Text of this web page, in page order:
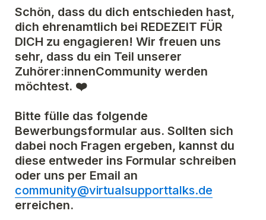
Schön, dass du dich entschieden hast,
dich ehrenamtlich bei REDEZEIT FÜR
DICH zu engagieren! Wir freuen uns
sehr, dass du ein Teil unserer
Zuhörer:innenCommunity werden
möchtest. ❤️
Bitte fülle das folgende
Bewerbungsformular aus. Sollten sich
dabei noch Fragen ergeben, kannst du
diese entweder ins Formular schreiben
community@virtualsupporttalks.de
erreichen.